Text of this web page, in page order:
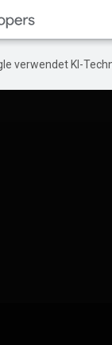
verwendet KI-